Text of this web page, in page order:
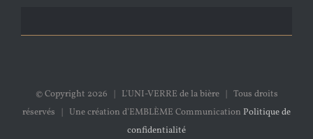
© Copyright 2026 | L'UNI-VERRE de la bière | Tous droits
réservés | Une création d'EMBLÈME Communication Politique de
confidentialité